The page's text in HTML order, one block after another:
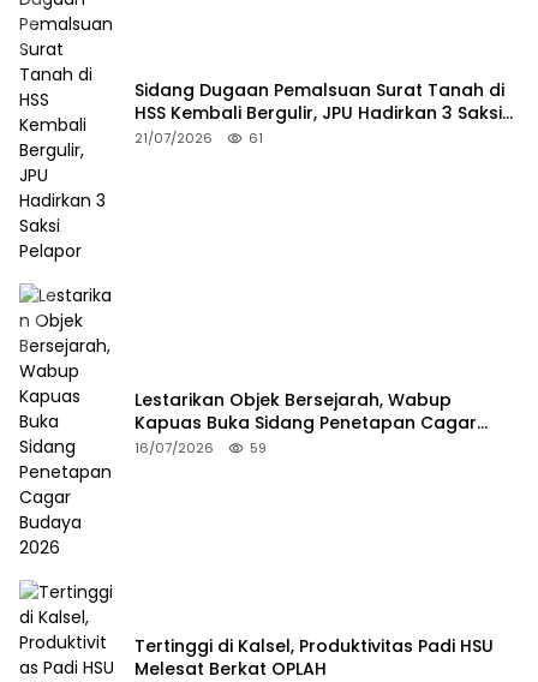
Sidang Dugaan Pemalsuan Surat Tanah di
HSS Kembali Bergulir, JPU Hadirkan 3 Saksi
Pelapor
21/07/2026 61
Lestarikan Objek Bersejarah, Wabup
Kapuas Buka Sidang Penetapan Cagar
Budaya 2026
16/07/2026 59
Tertinggi di Kalsel, Produktivitas Padi HSU
Melesat Berkat OPLAH